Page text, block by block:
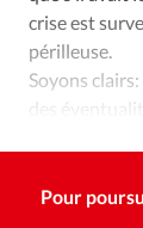
crise est
périlleuse.
Soyons
des
Pour